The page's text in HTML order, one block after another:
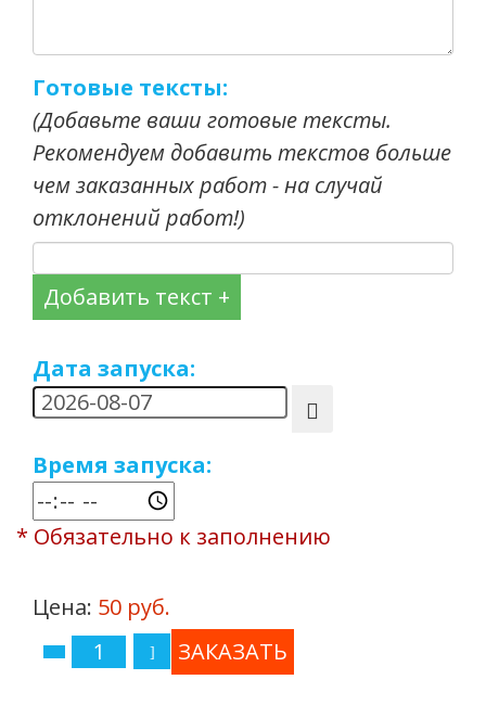
Готовые тексты:
(Добавьте ваши готовые тексты.
Рекомендуем добавить текстов больше
чем заказанных работ - на случай
отклонений работ!)
Добавить текст +
Дата запуска:
Время запуска:
* Обязательно к заполнению
Цена: 50 руб.